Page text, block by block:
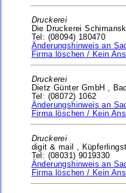
Druckerei
Die Druckerei
Tel: (08094) 180470
Änderungshinweis an
Firma löschen / Kein
Druckerei
Dietz Günter GmbH ,
Tel: (08072) 1062
Änderungshinweis an
Firma löschen / Kein
Druckerei
digit & mail ,
Tel: (08031) 9019330
Änderungshinweis an
Firma löschen / Kein